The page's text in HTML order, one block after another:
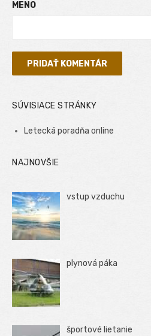
MENO
SÚVISIACE STRÁNKY
Letecká poradňa online
NAJNOVŠIE
vstup vzduchu
plynová páka
športové lietanie